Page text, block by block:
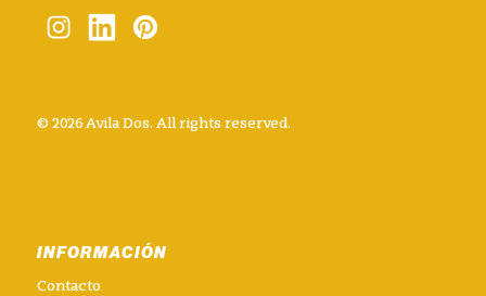
© 2026 Avila Dos. All rights reserved.
INFORMACIÓN
Contacto